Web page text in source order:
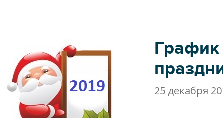
25 декабря